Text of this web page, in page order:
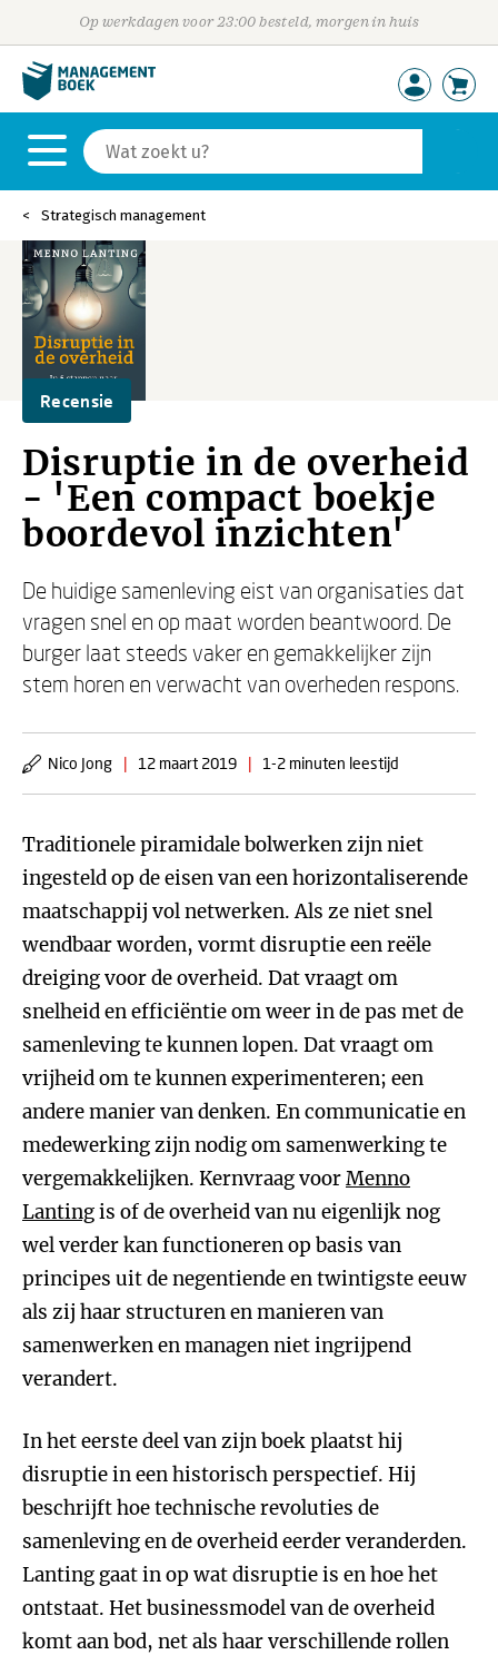
Op werkdagen voor 23:00 besteld, morgen in huis
Strategisch management
Recensie
Disruptie in de overheid
- 'Een compact boekje
boordevol inzichten'
De huidige samenleving eist van organisaties dat
vragen snel en op maat worden beantwoord. De
burger laat steeds vaker en gemakkelijker zijn
stem horen en verwacht van overheden respons.
Nico Jong | 12 maart 2019 | 1-2 minuten leestijd
Traditionele piramidale bolwerken zijn niet
ingesteld op de eisen van een horizontaliserende
maatschappij vol netwerken. Als ze niet snel
wendbaar worden, vormt disruptie een reële
dreiging voor de overheid. Dat vraagt om
snelheid en efficiëntie om weer in de pas met de
samenleving te kunnen lopen. Dat vraagt om
vrijheid om te kunnen experimenteren; een
andere manier van denken. En communicatie en
medewerking zijn nodig om samenwerking te
vergemakkelijken. Kernvraag voorMenno
Lantingis of de overheid van nu eigenlijk nog
wel verder kan functioneren op basis van
principes uit de negentiende en twintigste eeuw
als zij haar structuren en manieren van
samenwerken en managen niet ingrijpend
verandert.
In het eerste deel van zijn boek plaatst hij
disruptie in een historisch perspectief. Hij
beschrijft hoe technische revoluties de
samenleving en de overheid eerder veranderden.
Lanting gaat in op wat disruptie is en hoe het
ontstaat. Het businessmodel van de overheid
komt aan bod, net als haar verschillende rollen